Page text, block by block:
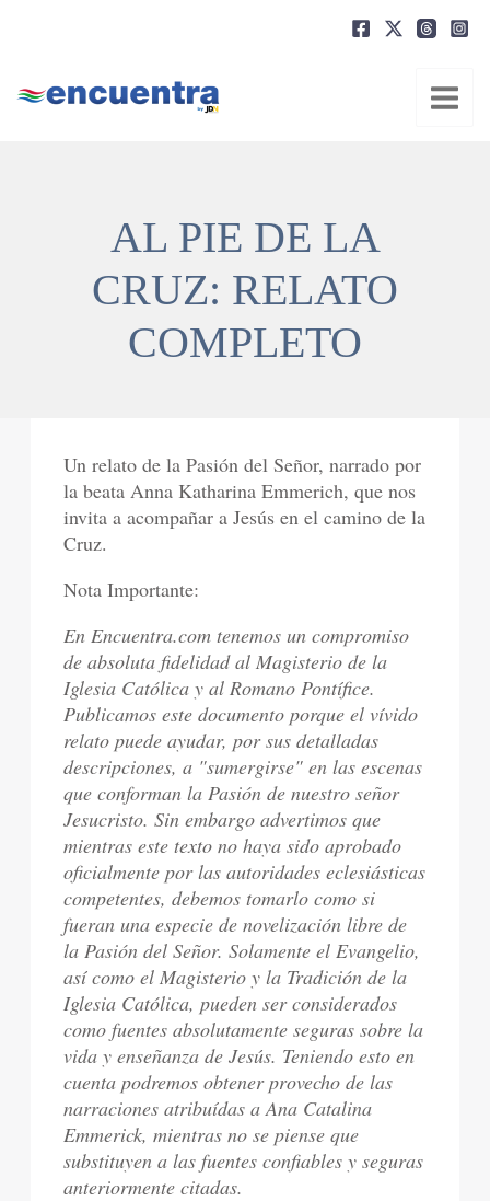
AL PIE DE LA
CRUZ: RELATO
COMPLETO
Un relato de la Pasión del Señor, narrado por
la beata Anna Katharina Emmerich, que nos
invita a acompañar a Jesús en el camino de la
Cruz.
Nota Importante:
En Encuentra.com tenemos un compromiso
de absoluta fidelidad al Magisterio de la
Iglesia Católica y al Romano Pontífice.
Publicamos este documento porque el vívido
relato puede ayudar, por sus detalladas
descripciones, a "sumergirse" en las escenas
que conforman la Pasión de nuestro señor
Jesucristo. Sin embargo advertimos que
mientras este texto no haya sido aprobado
oficialmente por las autoridades eclesiásticas
competentes, debemos tomarlo como si
fueran una especie de novelización libre de
la Pasión del Señor. Solamente el Evangelio,
así como el Magisterio y la Tradición de la
Iglesia Católica, pueden ser considerados
como fuentes absolutamente seguras sobre la
vida y enseñanza de Jesús. Teniendo esto en
cuenta podremos obtener provecho de las
narraciones atribuídas a Ana Catalina
Emmerick, mientras no se piense que
substituyen a las fuentes confiables y seguras
anteriormente citadas.